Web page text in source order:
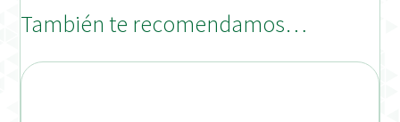
También te recomendamos…